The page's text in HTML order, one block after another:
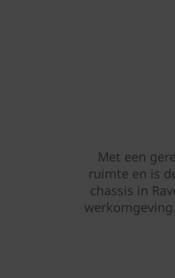
Met een
ruimte en is
chassis in